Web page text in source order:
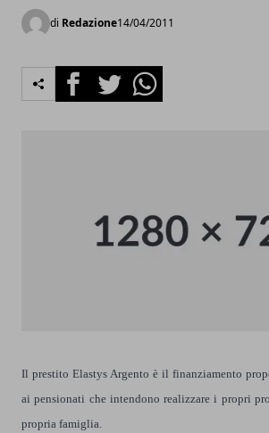
di Redazione14/04/2011
FacebookTwitterWhatsapp
Il prestito Elastys Argento è il finanziamento
ai pensionati che intendono realizzare i propri
propria famiglia.